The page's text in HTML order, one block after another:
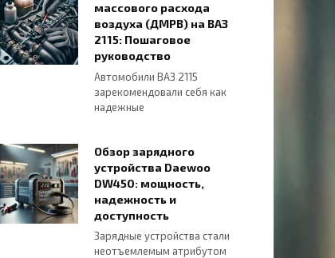
массового расхода
воздуха (ДМРВ) на ВАЗ
2115: Пошаговое
руководство
Автомобили ВАЗ 2115
зарекомендовали себя как
надежные
Обзор зарядного
устройства Daewoo
DW450: мощность,
надежность и
доступность
Зарядные устройства стали
неотъемлемым атрибутом